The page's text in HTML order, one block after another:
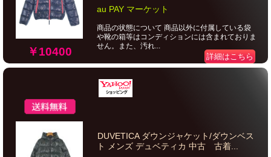
￥10400
au PAY マーケット
商品の状態について 商品以外に付属している袋
や靴の箱等はコンディションには含まれておりま
せん。また、汚れ...
詳細はこちら
DUVETICA ダウンジャケット/ダウンベス
ト メンズ デュベティカ 中古 古着...